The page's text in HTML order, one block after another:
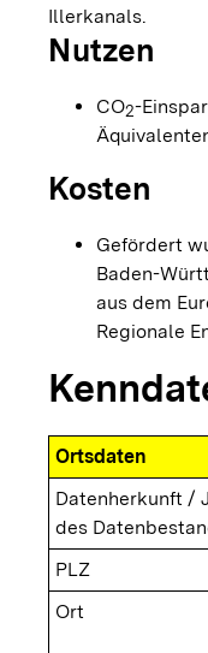
Illerkanals.
Nutzen
CO2-
Kosten
Gefördert
Baden-
aus dem
Regionale
Ortsdaten
Datenherkunft /
des
PLZ
Ort